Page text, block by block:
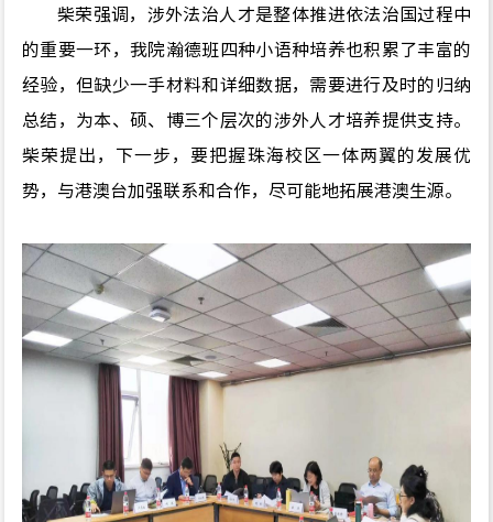
柴荣强调，涉外法治人才是整体推进依法治国过程中
的重要一环，我院瀚德班四种小语种培养也积累了丰富的
经验，但缺少一手材料和详细数据，需要进行及时的归纳
总结，为本、硕、博三个层次的涉外人才培养提供支持。
柴荣提出，下一步，要把握珠海校区一体两翼的发展优
势，与港澳台加强联系和合作，尽可能地拓展港澳生源。